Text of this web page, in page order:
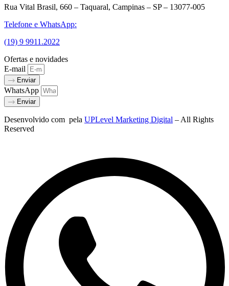
Rua Vital Brasil, 660 – Taquaral, Campinas – SP – 13077-005
Telefone e WhatsApp:
(19) 9 9911.2022
Ofertas e novidades
E-mail
Enviar
WhatsApp
Enviar
Desenvolvido com pela UPLevel Marketing Digital – All Rights
Reserved